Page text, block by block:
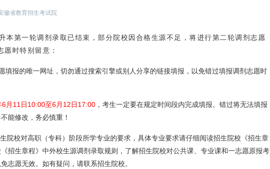
徽省教育招生考试院
本第一轮调剂录取已结束，部分院校因合格生源不足，将进行第二轮调剂志愿
时特别留意：
填报的唯一网址，切勿通过搜索引擎或别人分享的链接填报，以免错过填报调剂志愿时
6月11日10:00至6月12日17:00 ，考生一定要在规定时间段内完成填报。错过将无法填报
能修改，务必慎重！
院校对高职（专科）阶段所学专业的要求，具体专业要求请仔细阅读招生院校《招生章
招生章程》中外校生源调剂录取规则，了解招生院校对公共课、专业课和一志愿原报考
志愿无效。如有疑问，请联系招生院校。